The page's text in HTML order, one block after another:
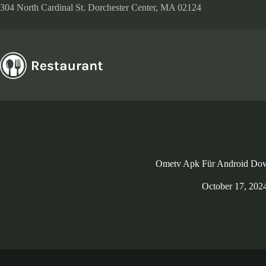
Skip
304 North Cardinal St. Dorchester Center, MA 02124
Ometv Apk Für Android
October 17,